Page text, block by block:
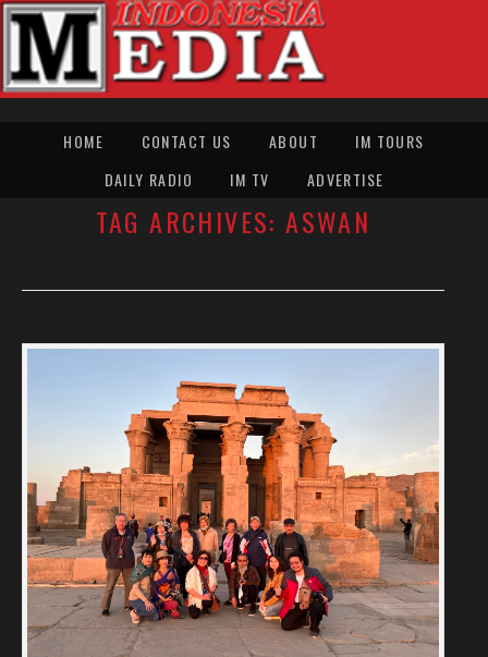
HOME CONTACT US ABOUT
IM TOURS
DAILY RADIO
IM TV ADVERTISE
TAG ARCHIVES:ASWAN